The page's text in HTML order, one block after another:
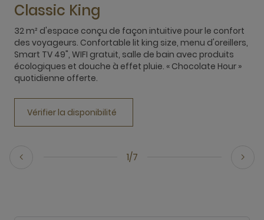
1/7
Classic King
32 m² d'espace conçu de façon intuitive pour le confort
des voyageurs. Confortable lit king size, menu d'oreillers,
Smart TV 49", WIFI gratuit, salle de bain avec produits
écologiques et douche à effet pluie. « Chocolate Hour »
quotidienne offerte.
Vérifier la disponibilité